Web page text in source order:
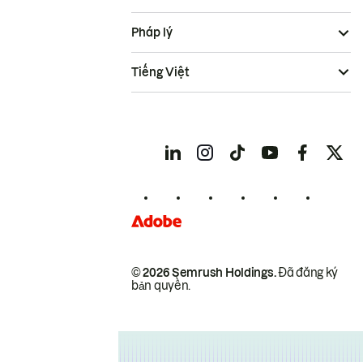
© 2026 Semrush Holdings.Đã đăng ký
bản quyền.
Pháp lý
Tiếng Việt